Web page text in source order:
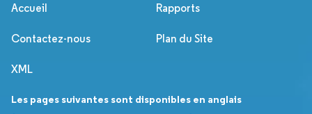
Accueil Rapports
Contactez-nous Plan du Site
XML
Les pages suivantes sont disponibles en anglais